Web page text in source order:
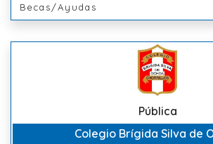
Becas/Ayudas
Pública
Colegio Brígida Silva de